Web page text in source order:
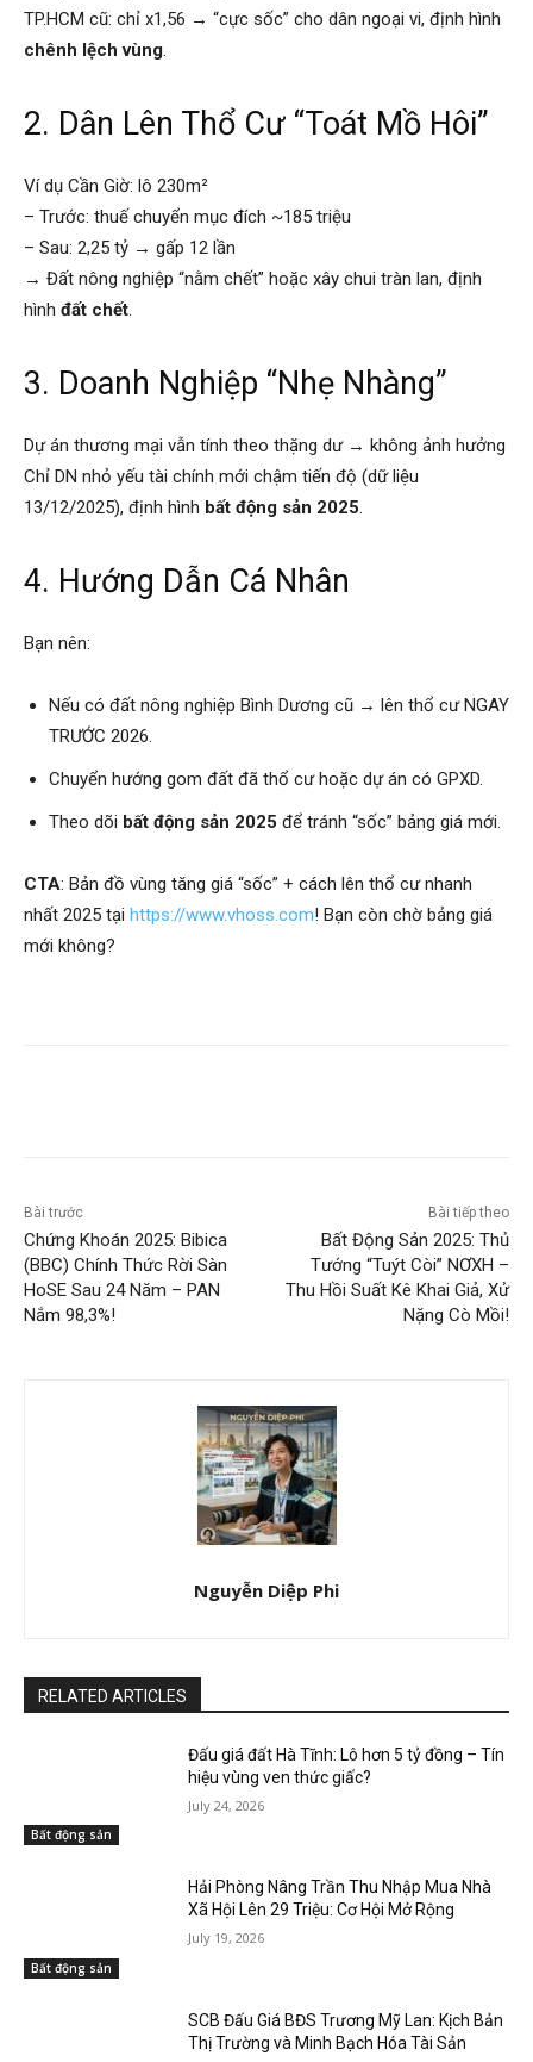
TP.HCM cũ: chỉ x1,56 → “cực sốc” cho dân ngoại vi, định hình
chênh lệch vùng.
2. Dân Lên Thổ Cư “Toát Mồ Hôi”
Ví dụ Cần Giờ: lô 230m²
– Trước: thuế chuyển mục đích ~185 triệu
– Sau: 2,25 tỷ → gấp 12 lần
→ Đất nông nghiệp “nằm chết” hoặc xây chui tràn lan, định
hình đất chết.
3. Doanh Nghiệp “Nhẹ Nhàng”
Dự án thương mại vẫn tính theo thặng dư → không ảnh hưởng
Chỉ DN nhỏ yếu tài chính mới chậm tiến độ (dữ liệu
13/12/2025), định hình bất động sản 2025.
4. Hướng Dẫn Cá Nhân
Bạn nên:
Nếu có đất nông nghiệp Bình Dương cũ → lên thổ cư NGAY
TRƯỚC 2026.
Chuyển hướng gom đất đã thổ cư hoặc dự án có GPXD.
Theo dõi bất động sản 2025 để tránh “sốc” bảng giá mới.
CTA: Bản đồ vùng tăng giá “sốc” + cách lên thổ cư nhanh
nhất 2025 tại https://www.vhoss.com! Bạn còn chờ bảng giá
mới không?
Bài trước
Chứng Khoán 2025: Bibica
(BBC) Chính Thức Rời Sàn
HoSE Sau 24 Năm – PAN
Nắm 98,3%!
Bài tiếp theo
Bất Động Sản 2025: Thủ
Tướng “Tuýt Còi” NƠXH –
Thu Hồi Suất Kê Khai Giả, Xử
Nặng Cò Mồi!
Nguyễn Diệp Phi
RELATED ARTICLES
Bất động sản
Đấu giá đất Hà Tĩnh: Lô hơn 5 tỷ đồng – Tín
hiệu vùng ven thức giấc?
July 24, 2026
Bất động sản
Hải Phòng Nâng Trần Thu Nhập Mua Nhà
Xã Hội Lên 29 Triệu: Cơ Hội Mở Rộng
July 19, 2026
SCB Đấu Giá BĐS Trương Mỹ Lan: Kịch Bản
Thị Trường và Minh Bạch Hóa Tài Sản